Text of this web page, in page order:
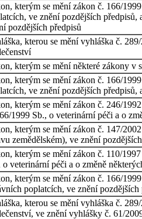
kterým se mění zákon č. 166/
ve znění pozdějších
pozdějších předpisů
kterou se mění vyhláška č.
kterým se mění některé zákony v
kterým se mění zákon č. 166/
ve znění pozdějších
kterým se mění zákon č. 246/
1999 Sb., o veterinární péči a o
kterým se mění zákon č. 147/
zemědělském), ve znění
kterým se mění zákon č. 110/
o veterinární péči a o změně
kterým se mění zákon č. 166/
poplatcích, ve znění pozdějších
kterou se mění vyhláška č.
ve znění vyhlášky č. 61/